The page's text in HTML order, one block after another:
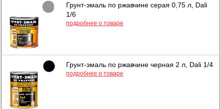
Грунт-эмаль по ржавчине серая 0,75 л, Dali
1/6
подробнее о товаре
Грунт-эмаль по ржавчине черная 2 л, Dali 1/4
подробнее о товаре